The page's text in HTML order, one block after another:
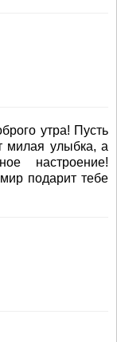
утра! Пусть
милая улыбка, а
настроение!
подарит тебе